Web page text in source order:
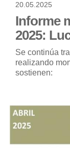
20.05.2025
Informe
2025:
Se continúa
realizando
sostienen: